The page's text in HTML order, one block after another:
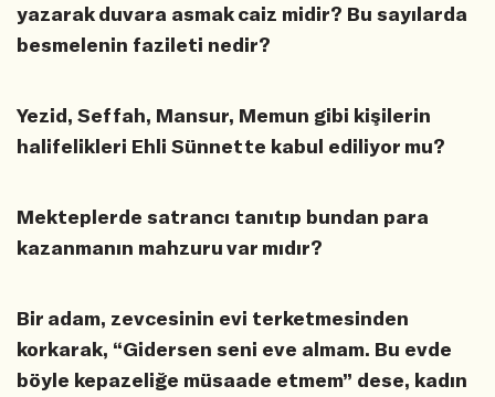
yazarak duvara asmak caiz midir? Bu sayılarda
besmelenin fazileti nedir?
Yezid, Seffah, Mansur, Memun gibi kişilerin
halifelikleri Ehli Sünnette kabul ediliyor mu?
Mekteplerde satrancı tanıtıp bundan para
kazanmanın mahzuru var mıdır?
Bir adam, zevcesinin evi terketmesinden
korkarak, “Gidersen seni eve almam. Bu evde
böyle kepazeliğe müsaade etmem” dese, kadın